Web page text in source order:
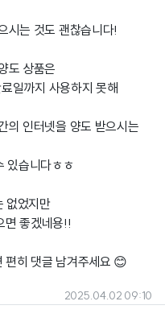
시는 것도 괜찮습니다!
도 상품은
일까지 사용하지 못해
의 인터넷을 양도 받으시는
있습니다ㅎㅎ
없었지만
면 좋겠네용!!
편히 댓글 남겨주세요 😊
2025.04.02 09:10